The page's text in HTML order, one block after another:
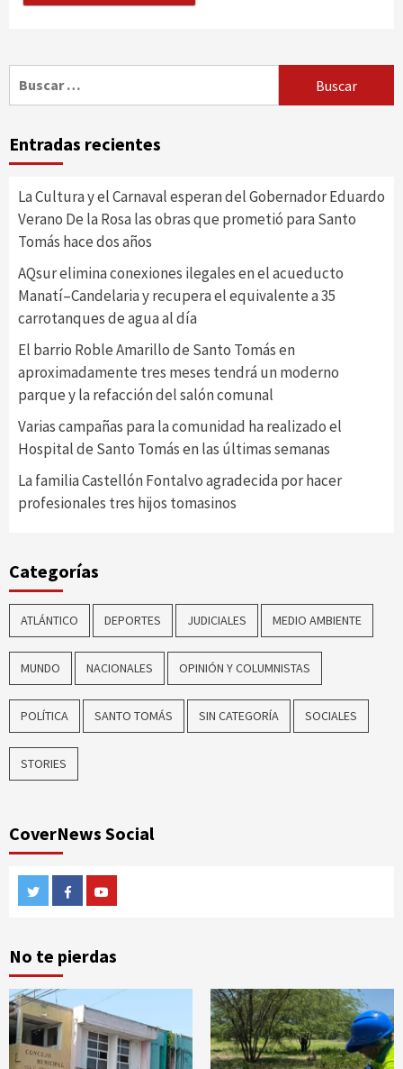
Entradas recientes
La Cultura y el Carnaval esperan del Gobernador Eduardo
Verano De la Rosa las obras que prometió para Santo
Tomás hace dos años
AQsur elimina conexiones ilegales en el acueducto
Manatí–Candelaria y recupera el equivalente a 35
carrotanques de agua al día
El barrio Roble Amarillo de Santo Tomás en
aproximadamente tres meses tendrá un moderno
parque y la refacción del salón comunal
Varias campañas para la comunidad ha realizado el
Hospital de Santo Tomás en las últimas semanas
La familia Castellón Fontalvo agradecida por hacer
profesionales tres hijos tomasinos
Categorías
ATLÁNTICO DEPORTES JUDICIALES MEDIO AMBIENTE
MUNDO NACIONALES OPINIÓN Y COLUMNISTAS
POLÍTICA SANTO TOMÁS SIN CATEGORÍA SOCIALES
STORIES
CoverNews Social
TwitterFacebook
No te pierdas